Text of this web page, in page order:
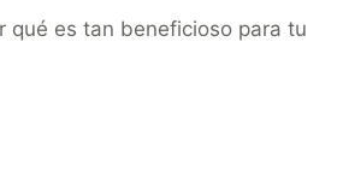
qué es tan beneficioso para tu